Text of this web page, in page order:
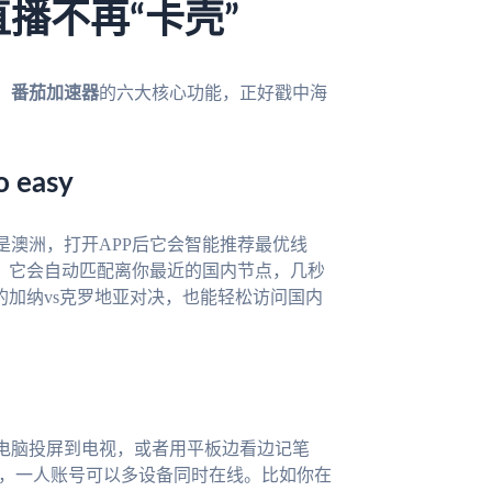
不再“卡壳”
番茄加速器的六大核心功能，正好戳中海
easy
洲，打开APP后它会智能推荐最优线
它会自动匹配离你最近的国内节点，几秒
纳vs克罗地亚对决，也能轻松访问国内
脑投屏到电视，或者用平板边看边记笔
一人账号可以多设备同时在线。比如你在